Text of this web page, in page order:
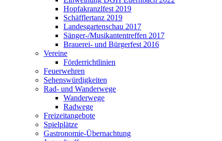
Hopfakranzlfest 2019
Schäfflertanz 2019
Landesgartenschau 2017
Sänger-/Musikantentreffen 2017
Brauerei- und Bürgerfest 2016
Vereine
Förderrichtlinien
Feuerwehren
Sehenswürdigkeiten
Rad- und Wanderwege
Wanderwege
Radwege
Freizeitangebote
Spielplätze
Gastronomie-Übernachtung